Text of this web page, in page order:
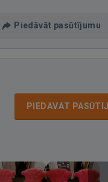
Piedāvāt pasūtījumu
PIEDĀVĀT